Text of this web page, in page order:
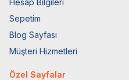
Sepetim
Blog Sayfası
Müşteri Hizmetleri
Özel Sayfalar